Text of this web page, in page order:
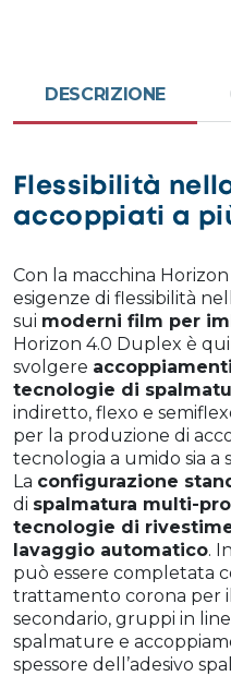
DESCRIZIONE
Flessibilità
accoppiati a
Con la macchina
esigenze di flessibilità
sui moderni film per
Horizon 4.0 Duplex è
svolgere
tecnologie di
indiretto, flexo e
per la produzione di
tecnologia a umido sia a
La configurazione
di spalmatura multi-
tecnologie di
lavaggio automatico.
può essere completata
trattamento corona per
secondario, gruppi in
spalmature e
spessore dell’adesivo